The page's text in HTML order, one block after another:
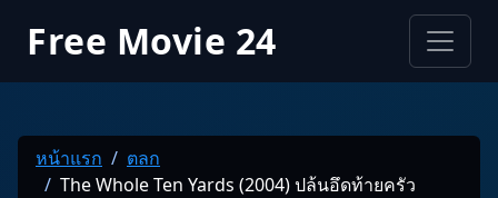
Free Movie 24
หน้าแรก
ตลก
The Whole Ten Yards (2004) ปล้นอึดท้ายครัว